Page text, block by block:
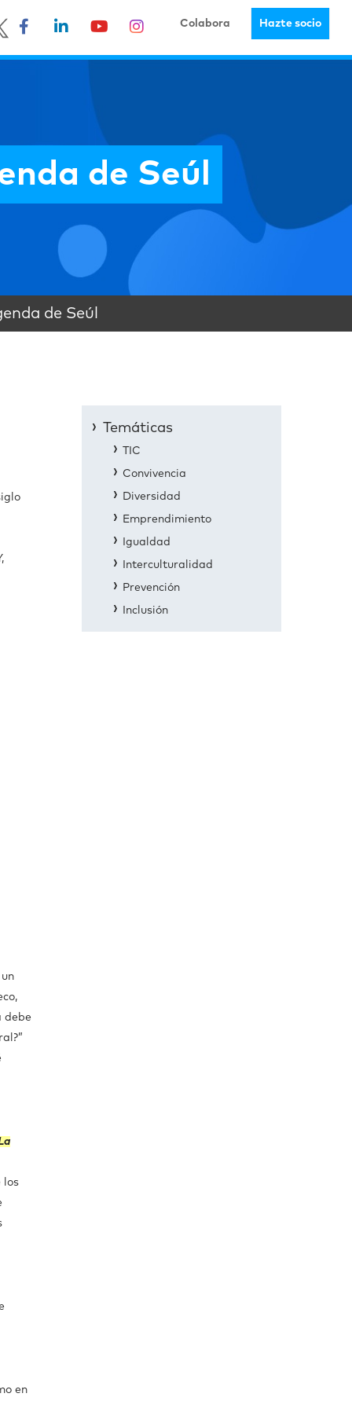
Colabora Hazte socio
de Seúl
de Seúl
debe
los
en
Temáticas
TIC
Convivencia
Diversidad
Emprendimiento
Igualdad
Interculturalidad
Prevención
Inclusión